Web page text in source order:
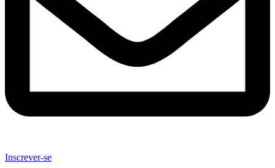
Inscrever-se